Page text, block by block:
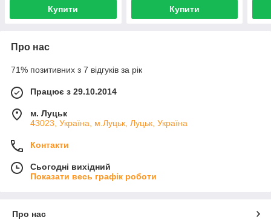
Купити Купити
Про нас
71% позитивних з 7 відгуків за рік
Працює з 29.10.2014
м. Луцьк
43023, Україна, м.Луцьк, Луцьк, Україна
Контакти
Сьогодні вихідний
Показати весь графік роботи
Про нас